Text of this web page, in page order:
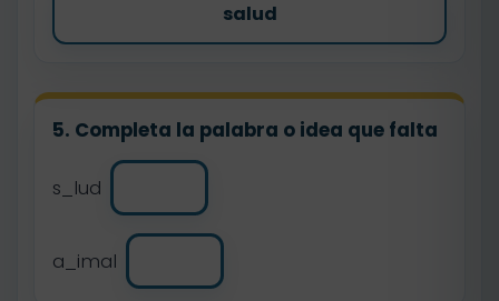
salud
5. Completa la palabra o idea que falta
s_lud
a_imal